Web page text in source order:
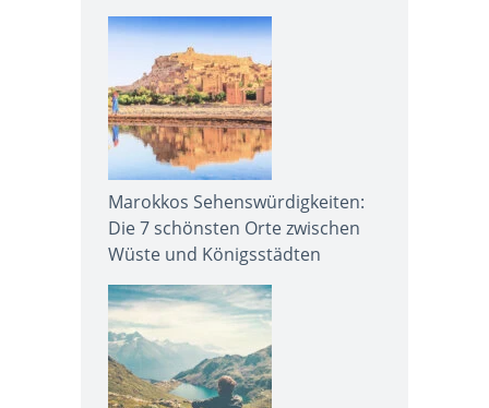
Marokkos Sehenswürdigkeiten:
Die 7 schönsten Orte zwischen
Wüste und Königsstädten